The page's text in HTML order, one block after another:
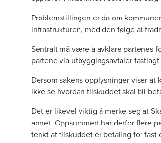
Problemstillingen er da om
infrastrukturen, med den følge at
Sentralt må være å avklare partenes
partene via utbyggingsavtaler
Dersom sakens opplysninger viser
ikke se hvordan tilskuddet skal bli
Det er likevel viktig å merke seg at
annet. Oppsummert har derfor flere
tenkt at tilskuddet er betaling for